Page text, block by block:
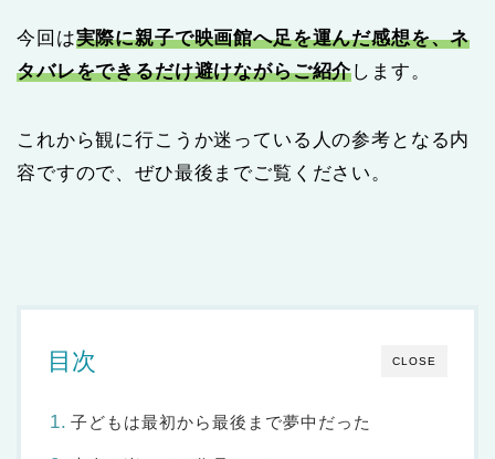
今回は実際に親子で映画館へ足を運んだ感想を、ネ
タバレをできるだけ避けながらご紹介します。
これから観に行こうか迷っている人の参考となる内
容ですので、ぜひ最後までご覧ください。
CLOSE
目次
子どもは最初から最後まで夢中だった